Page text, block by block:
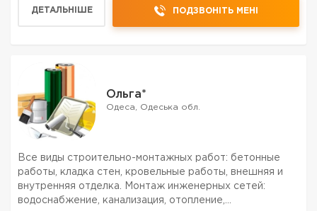
и доставке...
ДЕТАЛЬНІШЕ ПОДЗВОНІТЬ МЕНІ
Ольга*
Одеса, Одеська обл.
Все виды строительно-монтажных работ: бетонные
работы, кладка стен, кровельные работы, внешняя и
внутренняя отделка. Монтаж инженерных сетей:
водоснабжение, канализация, отопление,